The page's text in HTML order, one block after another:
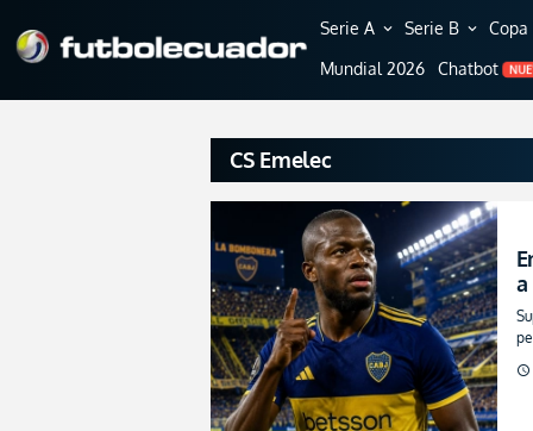
Serie A expand_more Serie B expand_more
Mundial 2026 Chatbot
CS Emelec
a
schedule